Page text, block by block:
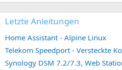
Letzte Anleitungen
Home Assistant - Alpine Linux
Telekom Speedport - Versteckte